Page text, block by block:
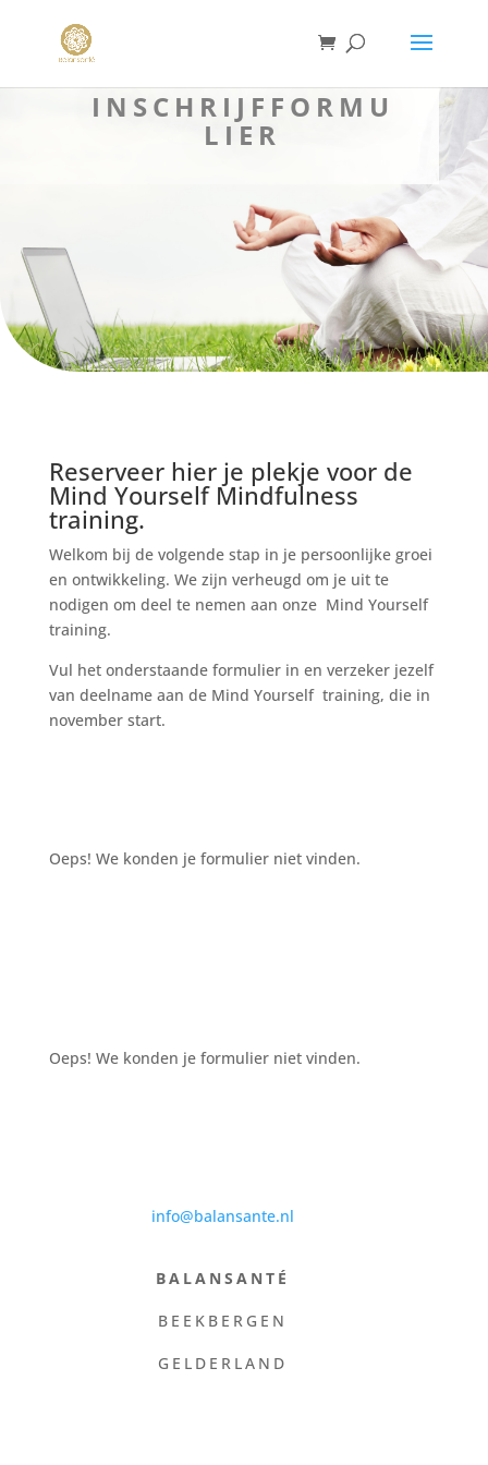
INSCHRIJFFORMU
LIER
Reserveer hier je plekje voor de
Mind Yourself Mindfulness
training.
Welkom bij de volgende stap in je persoonlijke groei
en ontwikkeling. We zijn verheugd om je uit te
nodigen om deel te nemen aan onze Mind Yourself
training.
Vul het onderstaande formulier in en verzeker jezelf
van deelname aan de Mind Yourself training, die in
november start.
Oeps! We konden je formulier niet vinden.
Oeps! We konden je formulier niet vinden.
info@balansante.nl
BALANSANTÉ
BEEKBERGEN
GELDERLAND